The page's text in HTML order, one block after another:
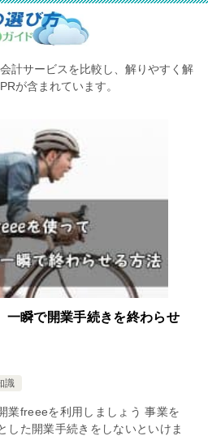
計サービスを比較し、解りやすく解
が含まれています。
一瞬で開業手続きを終わらせ
識
業freeeを利用しましょう 事業を
した開業手続きをしないといけま